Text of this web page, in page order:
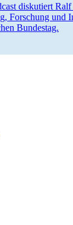
disku­tiert
Forschung und
Bundestag.